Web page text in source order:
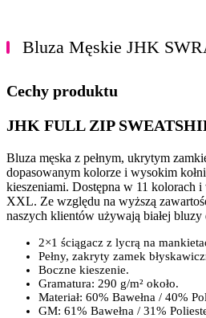
Bluza Męskie JHK
Cechy produktu
JHK FULL ZIP
Bluza męska z pełnym, ukrytym
dopasowanym kolorze i wysokim
kieszeniami. Dostępna w 11 kolorach
XXL. Ze względu na wyższą
naszych klientów używają białej bluzy
2×1 ściągacz z lycrą na
Pełny, zakryty zamek
Boczne kieszenie.
Gramatura: 290 g/m² około.
Materiał: 60% Bawełna / 40%
GM: 61% Bawełna / 31%